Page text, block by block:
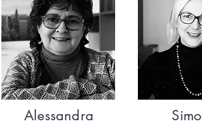
Alessandra